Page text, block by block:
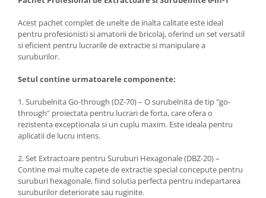
Acest pachet complet de unelte de inalta calitate este ideal
pentru profesionisti si amatorii de bricolaj, oferind un set versatil
si eficient pentru lucrarile de extractie si manipulare a
suruburilor.
Setul contine urmatoarele componente:
1. Surubelnita Go-through (DZ-70) – O surubelnita de tip "go-
through" proiectata pentru lucrari de forta, care ofera o
rezistenta exceptionala si un cuplu maxim. Este ideala pentru
aplicatii de lucru intens.
2. Set Extractoare pentru Suruburi Hexagonale (DBZ-20) –
Contine mai multe capete de extractie special concepute pentru
suruburi hexagonale, fiind solutia perfecta pentru indepartarea
suruburilor deteriorate sau ruginite.